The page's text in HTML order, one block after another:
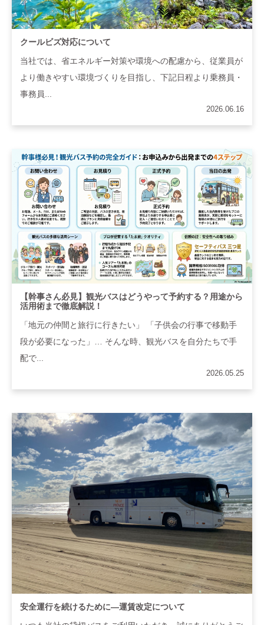
クールビズ対応について
当社では、省エネルギー対策や環境への配慮から、従業員が
より働きやすい環境づくりを目指し、下記日程より乗務員・
事務員...
2026.06.16
【幹事さん必見】観光バスはどうやって予約する？用途から
活用術まで徹底解説！
「地元の仲間と旅行に行きたい」 「子供会の行事で移動手
段が必要になった」… そんな時、観光バスを自分たちで手
配で...
2026.05.25
安全運行を続けるために―運賃改定について